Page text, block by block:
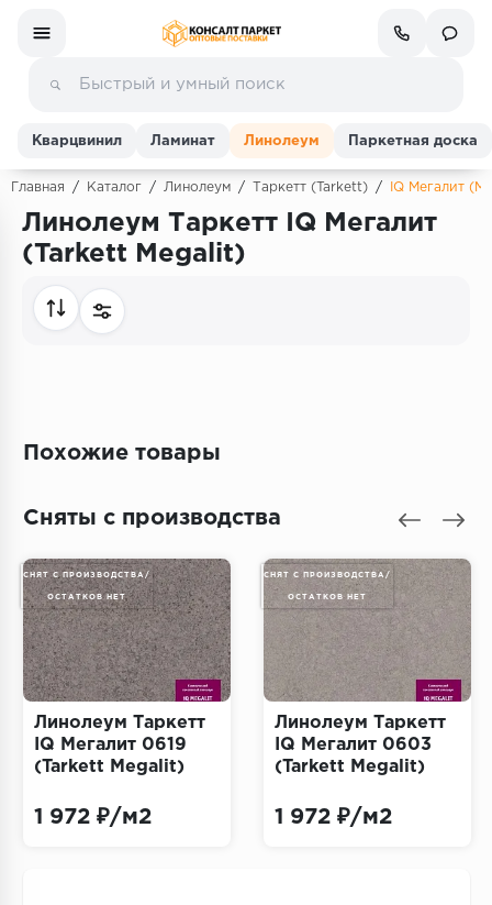
Линолеум
Паркетная доска
Ковровая плитка
Плинтус
Подложка
Строительные материалы
Кварцвинил Ламинат Линолеум Паркетная доска
Главная / Каталог / Линолеум / Таркетт (Tarkett) / IQ Мегалит
Линолеум Таркетт IQ Мегалит
(Tarkett Megalit)
Похожие товары
Сняты с производства
СНЯТ С ПРОИЗВОДСТВА/
ОСТАТКОВ НЕТ
Линолеум Таркетт
IQ Мегалит 0619
(Tarkett Megalit)
1 972 ₽/м2
СНЯТ С ПРОИЗВОДСТВА/
ОСТАТКОВ НЕТ
Линолеум Таркетт
IQ Мегалит 0603
(Tarkett Megalit)
1 972 ₽/м2